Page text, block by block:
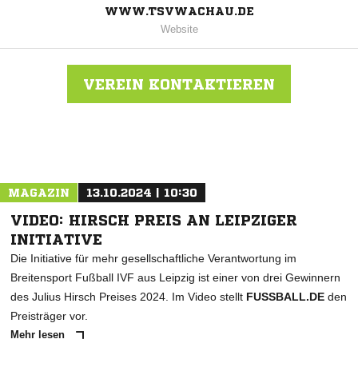
WWW.TSVWACHAU.DE
Website
VEREIN KONTAKTIEREN
MAGAZIN 13.10.2024 | 10:30
VIDEO: HIRSCH PREIS AN LEIPZIGER
INITIATIVE
Die Initiative für mehr gesellschaftliche Verantwortung im
Breitensport Fußball IVF aus Leipzig ist einer von drei Gewinnern
des Julius Hirsch Preises 2024. Im Video stellt FUSSBALL.DE den
Preisträger vor.
Mehr lesen